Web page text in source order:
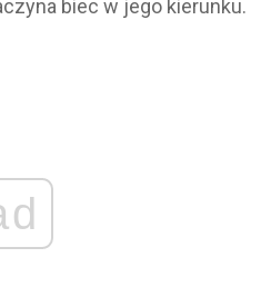
biec w jego kierunku.